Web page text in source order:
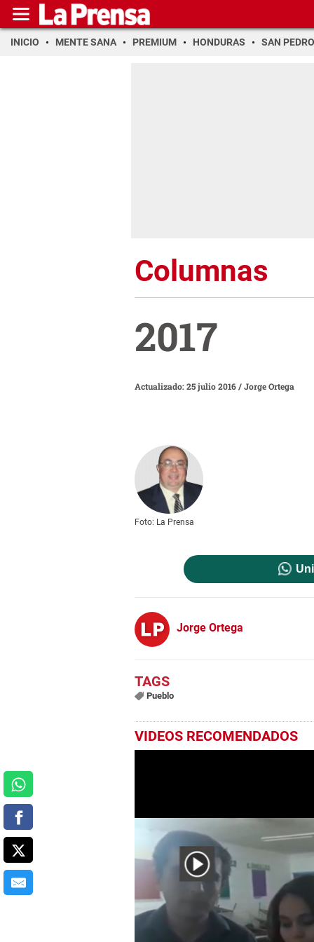
INICIO MENTE SANA PREMIUM HONDURAS SAN PEDRO
Columnas
2017
Actualizado: 25 julio 2016/Jorge Ortega
Foto: La Prensa
Jorge Ortega
Pueblo
VIDEOS RECOMENDADOS